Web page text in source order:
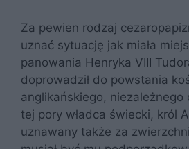
Za pewien rodzaj
uznać sytuację jak miała
panowania Henryka VIII
doprowadził do powstania
anglikańskiego, niezależnego
tej pory władca świecki, król
uznawany także za